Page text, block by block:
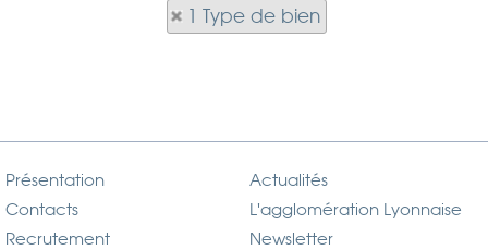
1 Type de bien
Présentation
Contacts
Recrutement
Actualités
L'agglomération Lyonnaise
Newsletter